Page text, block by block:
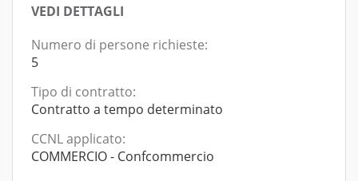
VEDI DETTAGLI
Numero di persone richieste:
5
Tipo di contratto:
Contratto a tempo determinato
CCNL applicato:
COMMERCIO - Confcommercio